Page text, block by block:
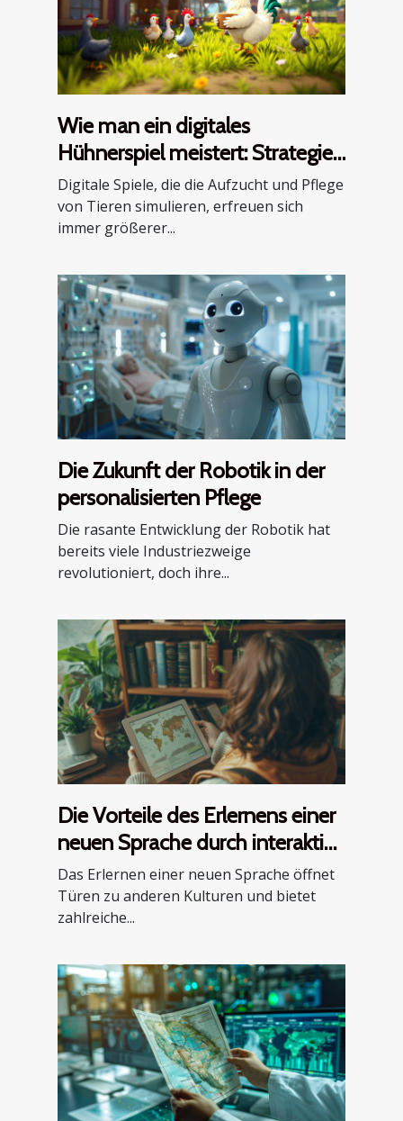
Wie man ein digitales
Hühnerspiel meistert: Strategien
und Tipps
Digitale Spiele, die die Aufzucht und Pflege
von Tieren simulieren, erfreuen sich
immer größerer...
Die Zukunft der Robotik in der
personalisierten Pflege
Die rasante Entwicklung der Robotik hat
bereits viele Industriezweige
revolutioniert, doch ihre...
Die Vorteile des Erlernens einer
neuen Sprache durch interaktive
Online-Plattformen
Das Erlernen einer neuen Sprache öffnet
Türen zu anderen Kulturen und bietet
zahlreiche...